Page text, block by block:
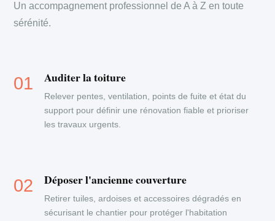
Un accompagnement professionnel de A à Z en toute
sérénité.
Auditer la toiture
Relever pentes, ventilation, points de fuite et état du
support pour définir une rénovation fiable et prioriser
les travaux urgents.
Déposer l'ancienne couverture
Retirer tuiles, ardoises et accessoires dégradés en
sécurisant le chantier pour protéger l'habitation